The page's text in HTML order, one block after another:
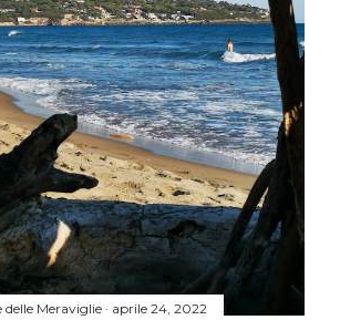
delle Meraviglie aprile 24, 2022